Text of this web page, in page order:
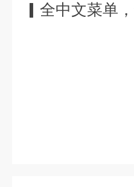
▎全中文菜单